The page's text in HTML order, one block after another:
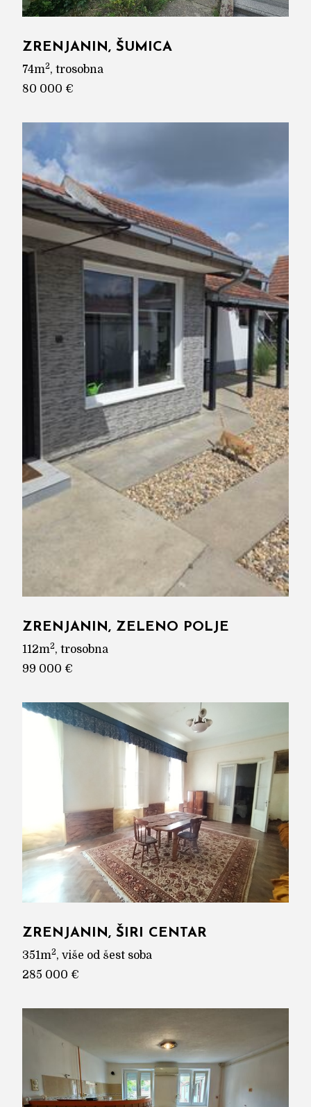
ZRENJANIN, ŠUMICA
74m2, trosobna
80 000 €
ZRENJANIN, ZELENO POLJE
112m2, trosobna
99 000 €
ZRENJANIN, ŠIRI CENTAR
351m2, više od šest soba
285 000 €